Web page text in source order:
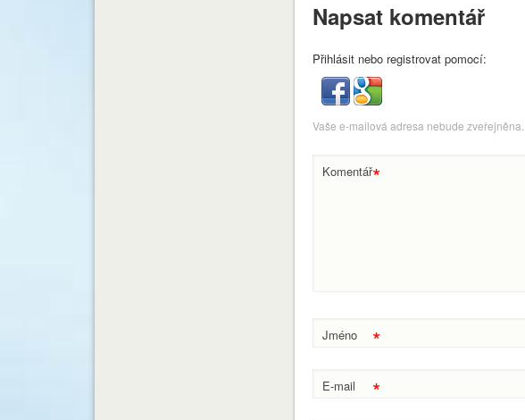
Napsat komentář
Přihlásit nebo registrovat pomocí:
Vaše e-mailová adresa nebude zveřejněna.
Komentář*
Jméno *
E-mail *